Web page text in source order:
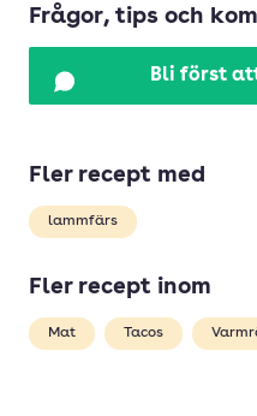
Frågor, tips och
Bli först
Fler recept med
lammfärs
Fler recept inom
Mat Tacos